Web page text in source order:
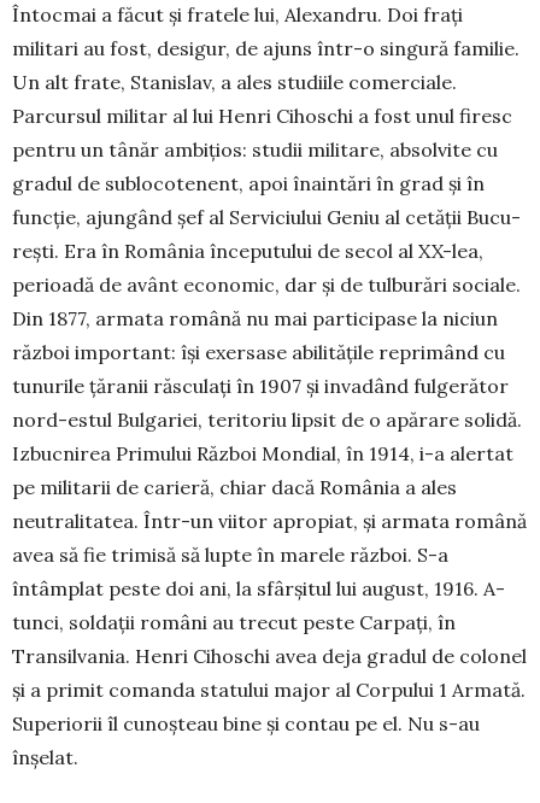
Întocmai a făcut și fratele lui, Alexandru. Doi frați
militari au fost, desigur, de ajuns într-o singură familie.
Un alt frate, Sta­nis­lav, a ales studiile comerciale.
Parcur­sul militar al lui Henri Cihoschi a fost unul firesc
pentru un tânăr ambițios: studii militare, absolvite cu
gradul de sublocotenent, apoi înaintări în grad și în
funcție, ajungând șef al Serviciului Geniu al cetății Bucu­
rești. Era în România începutului de secol al XX-lea,
perioadă de avânt economic, dar și de tulburări sociale.
Din 1877, ar­ma­ta română nu mai par­tici­pase la niciun
răz­boi im­por­tant: își exersase abilitățile re­pri­mând cu
tunurile ță­ranii răsculați în 1907 și in­va­dând fulgerător
nord-es­tul Bulgariei, teritoriu lipsit de o apă­rare solidă.
Iz­buc­nirea Primului Război Mon­­dial, în 1914, i-a alertat
pe militarii de carieră, chiar dacă Ro­mâ­nia a ales
neutra­li­tatea. Într-un viitor apro­piat, și armata ro­mână
avea să fie trimisă să lupte în marele război. S-a
întâmplat peste doi ani, la sfârșitul lui au­gust, 1916. A­
tunci, soldații ro­mâni au trecut pes­te Car­pați, în
Transil­vania. Hen­ri Cihoschi avea deja gra­dul de colonel
și a primit comanda sta­tu­lui major al Cor­pului 1 Armată.
Su­pe­riorii îl cunoșteau bine și contau pe el. Nu s-au
înșelat.